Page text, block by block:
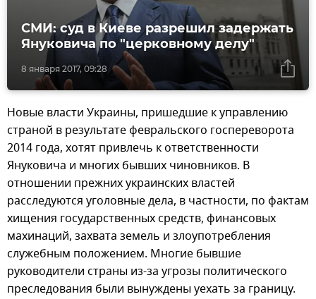
8 января 2017, 09:28
СМИ: суд в Киеве разрешил задержать
Януковича по "церковному делу"
Новые власти Украины, пришедшие к управлению
страной в результате февральского госпереворота
2014 года, хотят привлечь к ответственности
Януковича и многих бывших чиновников. В
отношении прежних украинских властей
расследуются уголовные дела, в частности, по фактам
хищения государственных средств, финансовых
махинаций, захвата земель и злоупотребления
служебным положением. Многие бывшие
руководители страны из-за угрозы политического
преследования были вынуждены уехать за границу.